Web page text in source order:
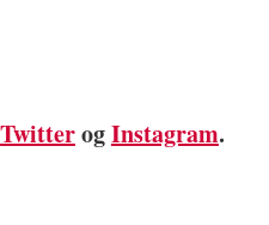
TwitterogInstagram.